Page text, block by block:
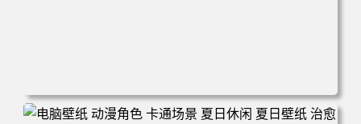
电脑壁纸 二次元角色 动漫角色 女帝 波雅·汉库克 波雅汉库